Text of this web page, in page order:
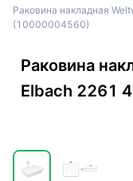
Раковина накладная
(10000004560)
Раковина
Elbach 2261